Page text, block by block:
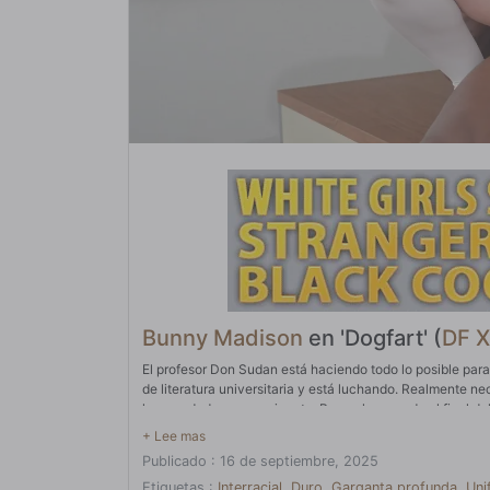
Bunny Madison en 'Dogfart' (DF
El profesor Don Sudan está haciendo todo lo posible
de literatura universitaria y está luchando. Realmente
hermandad muy prominente. Bunny ha pasado al final
las respuestas al cuestionario sorpresa al día siguiente.
admitir que el Dr. Sudan la hace sentir de esta manera,
Publicado : 16 de septiembre, 2025